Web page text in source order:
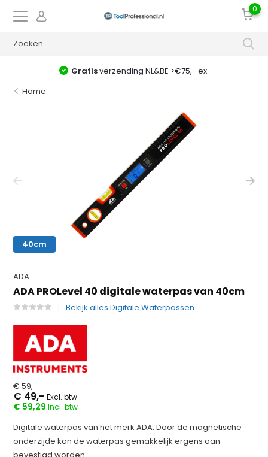
0
Gratisverzending NL&BE >€75,- ex.
Home
40cm
ADA
ADA PROLevel 40 digitale waterpas van 40cm
Bekijk alles Digitale Waterpassen
€ 59,-
€ 49,-Excl. btw
€ 59,29Incl. btw
Digitale waterpas van het merk ADA. Door de magnetische
onderzijde kan de waterpas gemakkelijk ergens aan